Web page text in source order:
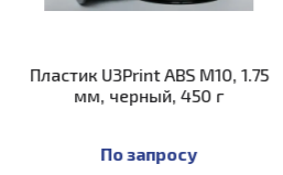
ABS М10, 1.75
450 г
HP